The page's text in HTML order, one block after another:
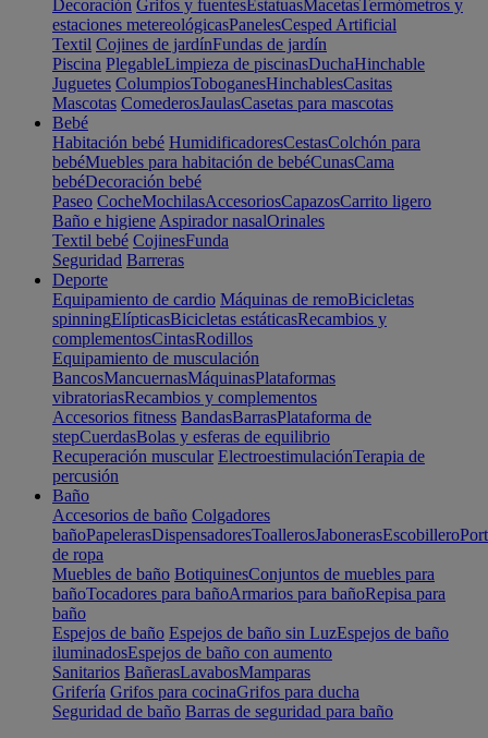
Decoración Grifos y fuentesEstatuasMacetasTermómetros y
estaciones metereológicasPanelesCesped Artificial
Textil Cojines de jardínFundas de jardín
Piscina PlegableLimpieza de piscinasDuchaHinchable
Juguetes ColumpiosToboganesHinchablesCasitas
Mascotas ComederosJaulasCasetas para mascotas
Bebé
Habitación bebé HumidificadoresCestasColchón para
bebéMuebles para habitación de bebéCunasCama
bebéDecoración bebé
Paseo CocheMochilasAccesoriosCapazosCarrito ligero
Baño e higiene Aspirador nasalOrinales
Textil bebé CojinesFunda
Seguridad Barreras
Deporte
Equipamiento de cardio Máquinas de remoBicicletas
spinningElípticasBicicletas estáticasRecambios y
complementosCintasRodillos
Equipamiento de musculación
BancosMancuernasMáquinasPlataformas
vibratoriasRecambios y complementos
Accesorios fitness BandasBarrasPlataforma de
stepCuerdasBolas y esferas de equilibrio
Recuperación muscular ElectroestimulaciónTerapia de
percusión
Baño
Accesorios de baño Colgadores
bañoPapelerasDispensadoresToallerosJabonerasEscobillero
de ropa
Muebles de baño BotiquinesConjuntos de muebles para
bañoTocadores para bañoArmarios para bañoRepisa para
baño
Espejos de baño Espejos de baño sin LuzEspejos de baño
iluminadosEspejos de baño con aumento
Sanitarios BañerasLavabosMamparas
Grifería Grifos para cocinaGrifos para ducha
Seguridad de baño Barras de seguridad para baño